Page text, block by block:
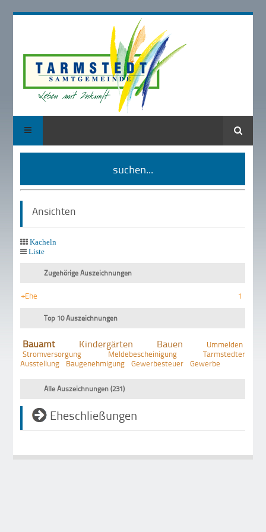
Suche
suchen...
Ansichten
Kacheln
Liste
Zugehörige Auszeichnungen
+Ehe 1
Top 10 Auszeichnungen
Bauamt Kindergärten Bauen
Ummelden
Stromversorgung
Meldebescheinigung
Tarmstedter
Ausstellung
Baugenehmigung Gewerbesteuer Gewerbe
Alle Auszeichnungen (231)
Eheschließungen